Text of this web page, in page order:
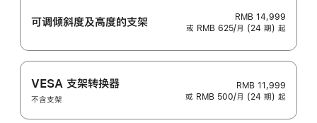
可调倾斜度及高‍度的支‍架
RMB 14,999
或 RMB 625/月 (24 期) 起
VESA 支架转换器
不含支架
RMB 11,999
或 RMB 500/月 (24 期) 起